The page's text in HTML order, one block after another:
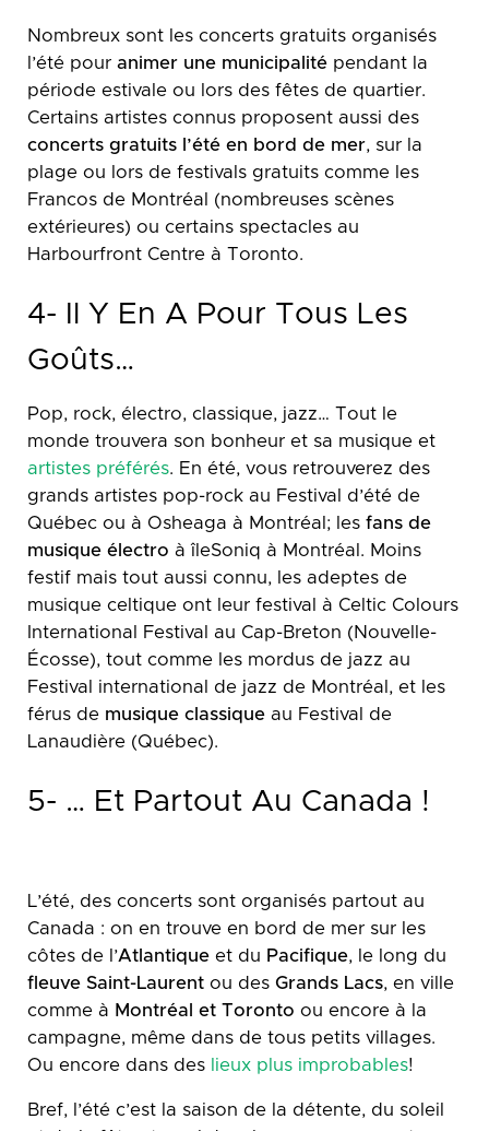
Nombreux sont les concerts gratuits organisés
l’été pour animer une municipalité pendant la
période estivale ou lors des fêtes de quartier.
Certains artistes connus proposent aussi des
concerts gratuits l’été en bord de mer, sur la
plage ou lors de festivals gratuits comme les
Francos de Montréal (nombreuses scènes
extérieures) ou certains spectacles au
Harbourfront Centre à Toronto.
4- Il Y En A Pour Tous Les
Goûts…
Pop, rock, électro, classique, jazz… Tout le
monde trouvera son bonheur et sa musique et
artistes préférés. En été, vous retrouverez des
grands artistes pop-rock au Festival d’été de
Québec ou à Osheaga à Montréal; les fans de
musique électro à îleSoniq à Montréal. Moins
festif mais tout aussi connu, les adeptes de
musique celtique ont leur festival à Celtic Colours
International Festival au Cap-Breton (Nouvelle-
Écosse), tout comme les mordus de jazz au
Festival international de jazz de Montréal, et les
férus de musique classique au Festival de
Lanaudière (Québec).
5- … Et Partout Au Canada !
L’été, des concerts sont organisés partout au
Canada : on en trouve en bord de mer sur les
côtes de l’Atlantique et du Pacifique, le long du
fleuve Saint-Laurent ou des Grands Lacs, en ville
comme à Montréal et Toronto ou encore à la
campagne, même dans de tous petits villages.
Ou encore dans des
lieux plus improbables!
Bref, l’été c’est la saison de la détente, du soleil